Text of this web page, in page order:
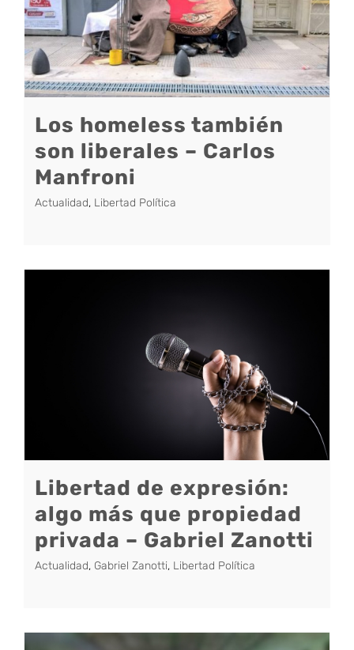
Los homeless también
son liberales – Carlos
Manfroni
Actualidad, Libertad Política
Libertad de expresión:
algo más que propiedad
privada – Gabriel Zanotti
Actualidad, Gabriel Zanotti, Libertad Política